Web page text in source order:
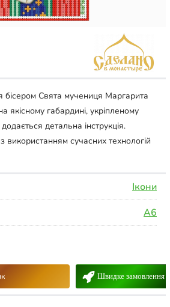
Свята мучениця Маргарита
якісному габардині, укріпленому
детальна інструкція.
з використанням сучасних технологій
Ікони
А6
Швидке замовлення